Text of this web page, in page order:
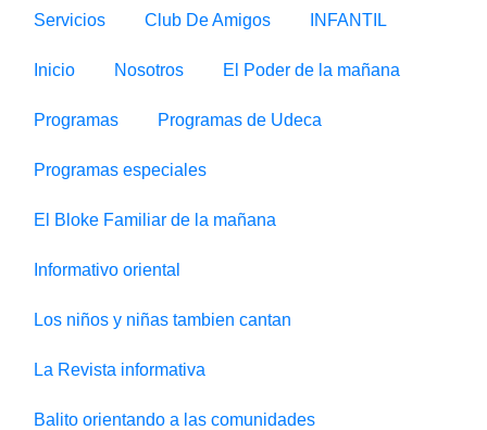
Servicios Club De Amigos INFANTIL
Inicio Nosotros El Poder de la mañana
Programas Programas de Udeca
Programas especiales
El Bloke Familiar de la mañana
Informativo oriental
Los niños y niñas tambien cantan
La Revista informativa
Balito orientando a las comunidades